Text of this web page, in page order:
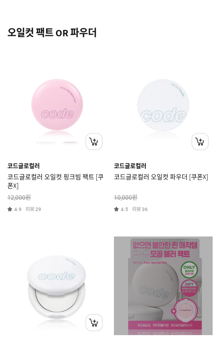
오일컷 팩트 OR 파우더
코드글로컬러
코드글로컬러 오일컷 핑크빔 팩트 [쿠
폰X]
12,000원
4.9 리뷰29
코드글로컬러
코드글로컬러 오일컷 파우더 [쿠폰X]
10,000원
4.5 리뷰36